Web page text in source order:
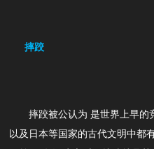
摔跤
摔跤被公认为 是世界上早的
以及日本等国家的古代文明中都